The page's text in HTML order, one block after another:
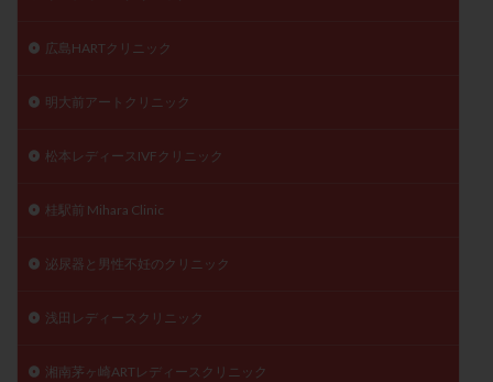
広島HARTクリニック
明大前アートクリニック
松本レディースIVFクリニック
桂駅前 Mihara Clinic
泌尿器と男性不妊のクリニック
浅田レディースクリニック
湘南茅ヶ崎ARTレディースクリニック